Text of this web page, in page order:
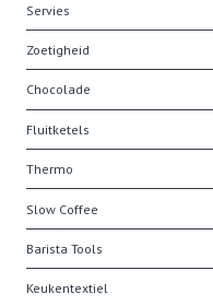
Servies
Zoetigheid
Chocolade
Fluitketels
Thermo
Slow Coffee
Barista Tools
Keukentextiel